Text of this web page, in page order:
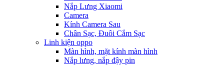
Nắp Lưng Xiaomi
Camera
Kính Camera Sau
Chân Sạc, Đuôi Cắm Sạc
Linh kiện oppo
Màn hình, mặt kính màn hình
Nắp lưng, nắp đậy pin